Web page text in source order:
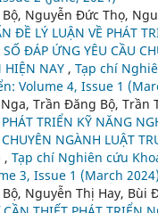
Nguyễn Đức Thọ,
ĐỀ LÝ LUẬN VỀ PHÁT
ĐÁP ỨNG YÊU CẦU
NAY , Tạp chí
Volume 4, Issue 1
Trần Đăng Bộ, Trần
TRIỂN KỸ NĂNG
NGÀNH LUẬT
, Tạp chí Nghiên cứu
3, Issue 1 (March 2024)
Nguyễn Thị Hay, Bùi